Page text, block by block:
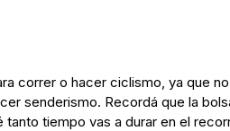
correr o hacer ciclismo, ya que
senderismo. Recordá que la
tiempo vas a durar en el